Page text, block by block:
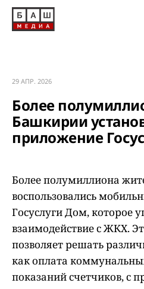
29 АПР. 2026
Более
Башкирии
приложение
Более полумиллиона
воспользовались
Госуслуги Дом, которое
взаимодействие с ЖКХ.
позволяет решать
как оплата
показаний счетчиков, с